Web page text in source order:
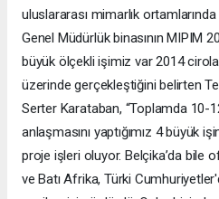
uluslararası mimarlık
Genel Müdürlük binasının MIPIM
büyük ölçekli işimiz var 2014
üzerinde gerçekleştiğini belirten
Serter Karataban, “Toplamda 10-
anlaşmasını yaptığımız 4 büyük
proje işleri oluyor. Belçika’da bile
ve Batı Afrika, Türki